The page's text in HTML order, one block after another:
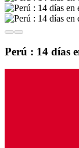
Perú : 14 días